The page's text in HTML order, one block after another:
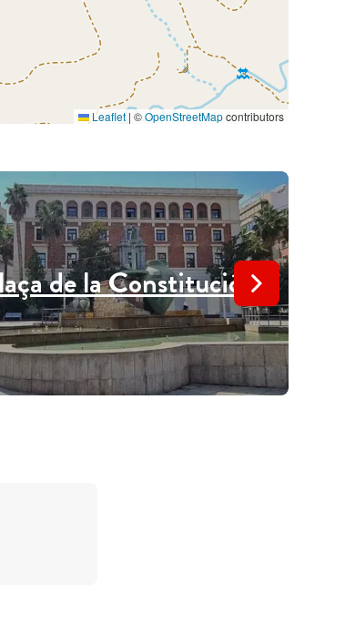
Leaflet | ©OpenStreetMapcontributors
de la Constitució